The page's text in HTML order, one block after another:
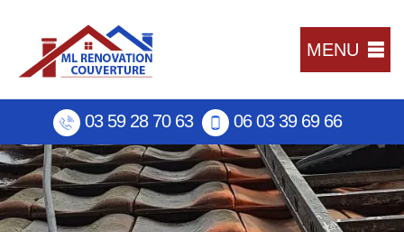
MENU
03 59 28 70 63 06 03 39 69 66